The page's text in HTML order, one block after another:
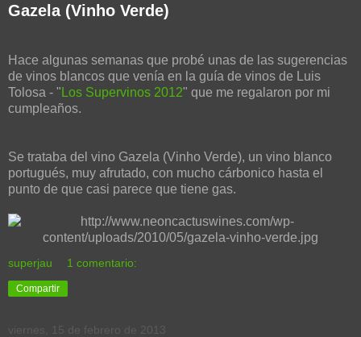
Gazela (Vinho Verde)
Hace algunas semanas que probé unas de las sugerencias
de vinos blancos que venía en la guía de vinos de Luis
Tolosa - " Los Supervinos 2012" que me regalaron por mi
cumpleaños.
Se trataba del vino Gazela (Vinho Verde), un vino blanco
portugués, muy afrutado, con mucho cárbonico hasta el
punto de que casi parece que tiene gas.
superjau 1 comentario:
Compartir
viernes, 15 de febrero de 2013